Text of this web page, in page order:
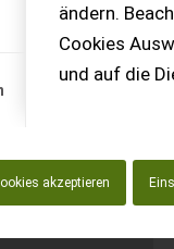
ändern.
Cookies
und auf die
akzeptieren